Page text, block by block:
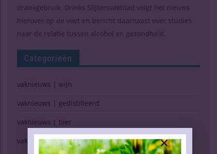
drankgebruik. Drinks Slijtersvakblad volgt het nieuws
hierover op de voet en bericht daarnaast over studies
naar de relatie tussen alcohol en gezondheid.
Categorieën
vaknieuws | wijn
vaknieuws | gedistilleerd
vaknieuws | bier
vaknieuws | overig